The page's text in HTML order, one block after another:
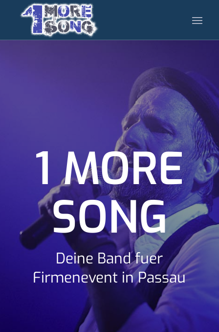
1 MORE
SONG
Deine Band fuer
Firmenevent in Passau